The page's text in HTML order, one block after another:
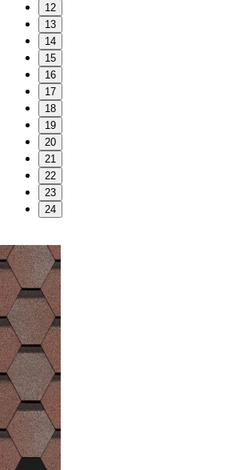
12
13
14
15
16
17
18
19
20
21
22
23
24